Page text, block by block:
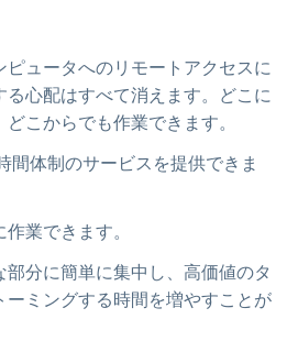
ピュータへのリモートアクセスに
る心配はすべて消えます。どこに
こからでも作業できます。
間体制のサービスを提供できま
業できます。
部分に簡単に集中し、高価値のタ
ーミングする時間を増やすことが